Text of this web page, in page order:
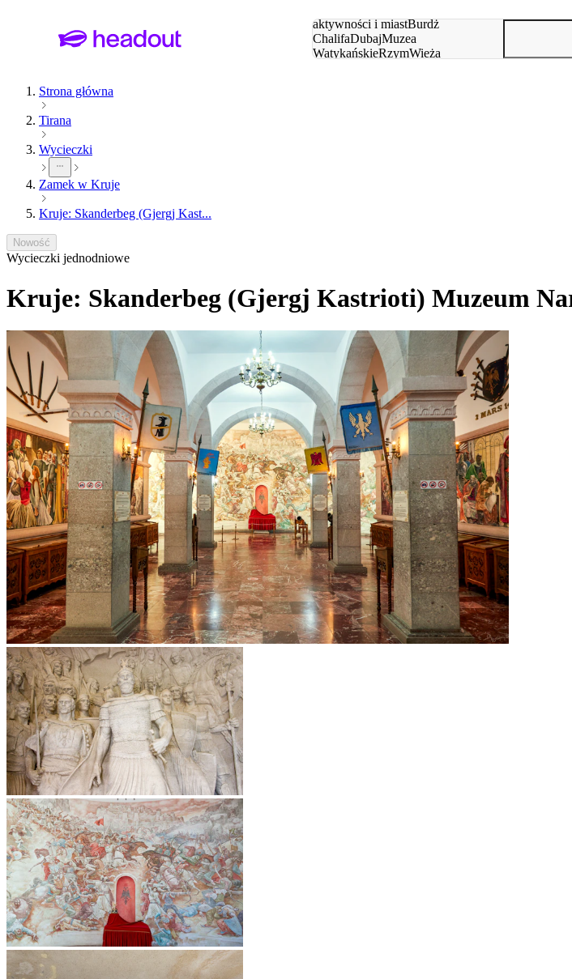
aktywności i miastBurdż
ChalifaDubajMuzea
WatykańskieRzymWieża
Strona główna
Tirana
Wycieczki
Zamek w Kruje
Kruje: Skanderbeg (Gjergj Kast...
Nowość
Wycieczki jednodniowe
Kruje: Skanderbeg (Gjergj Kastrioti) Muzeum